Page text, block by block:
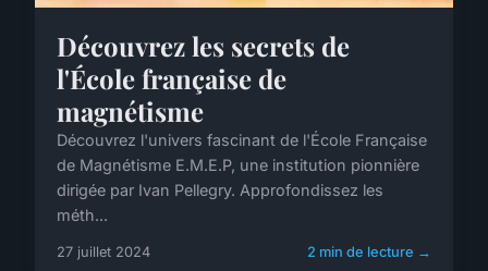
Découvrez les secrets de
l'École française de
magnétisme
Découvrez l'univers fascinant de l'École Française
de Magnétisme E.M.E.P, une institution pionnière
dirigée par Ivan Pellegry. Approfondissez les
méth...
27 juillet 2024 2 min de lecture →